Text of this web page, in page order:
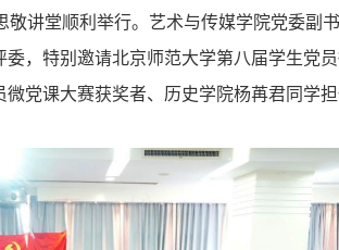
敬讲堂顺利举行。艺术与传媒学院党委副
，特别邀请北京师范大学第八届学生党
党课大赛获奖者、历史学院杨苒君同学担